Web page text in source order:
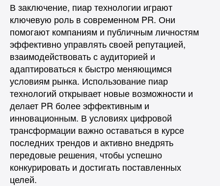
В заключение, пиар технологии играют
ключевую роль в современном PR. Они
помогают компаниям и публичным личностям
эффективно управлять своей репутацией,
взаимодействовать с аудиторией и
адаптироваться к быстро меняющимся
условиям рынка. Использование пиар
технологий открывает новые возможности и
делает PR более эффективным и
инновационным. В условиях цифровой
трансформации важно оставаться в курсе
последних трендов и активно внедрять
передовые решения, чтобы успешно
конкурировать и достигать поставленных
целей.